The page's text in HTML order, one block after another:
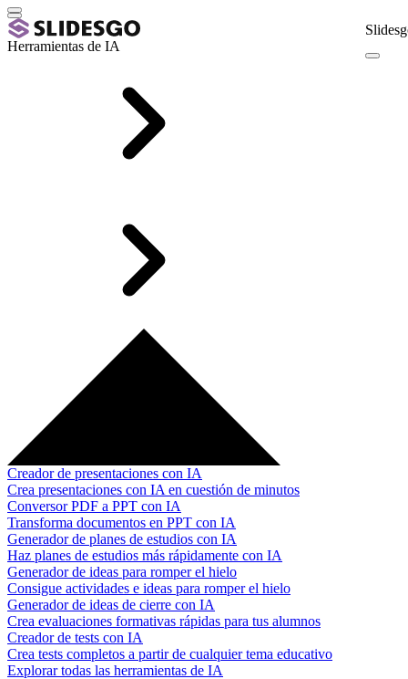
Herramientas de IA
Creador de presentaciones con IA
Crea presentaciones con IA en cuestión de minutos
Conversor PDF a PPT con IA
Transforma documentos en PPT con IA
Generador de planes de estudios con IA
Haz planes de estudios más rápidamente con IA
Generador de ideas para romper el hielo
Consigue actividades e ideas para romper el hielo
Generador de ideas de cierre con IA
Crea evaluaciones formativas rápidas para tus alumnos
Creador de tests con IA
Crea tests completos a partir de cualquier tema educativo
Explorar todas las herramientas de IA